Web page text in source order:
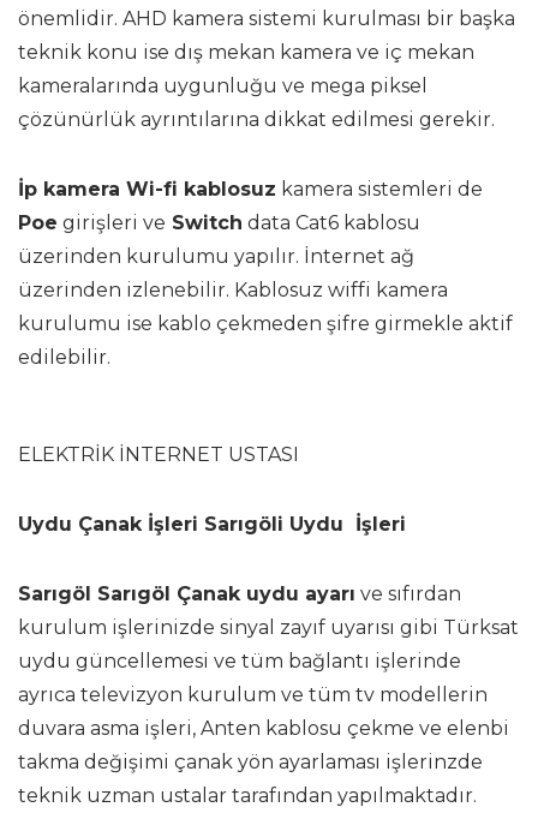
önemlidir. AHD kamera sistemi kurulması bir başka
teknik konu ise dış mekan kamera ve iç mekan
kameralarında uygunluğu ve mega piksel
çözünürlük ayrıntılarına dikkat edilmesi gerekir.
İp kamera Wi-fi kablosuz kamera sistemleri de
Poe girişleri ve Switch data Cat6 kablosu
üzerinden kurulumu yapılır. İnternet ağ
üzerinden izlenebilir. Kablosuz wiffi kamera
kurulumu ise kablo çekmeden şifre girmekle aktif
edilebilir.
ELEKTRİK İNTERNET USTASI
Uydu Çanak İşleri Sarıgöli Uydu İşleri
Sarıgöl Sarıgöl Çanak uydu ayarı ve sıfırdan
kurulum işlerinizde sinyal zayıf uyarısı gibi Türksat
uydu güncellemesi ve tüm bağlantı işlerinde
ayrıca televizyon kurulum ve tüm tv modellerin
duvara asma işleri, Anten kablosu çekme ve elenbi
takma değişimi çanak yön ayarlaması işlerinzde
teknik uzman ustalar tarafından yapılmaktadır.